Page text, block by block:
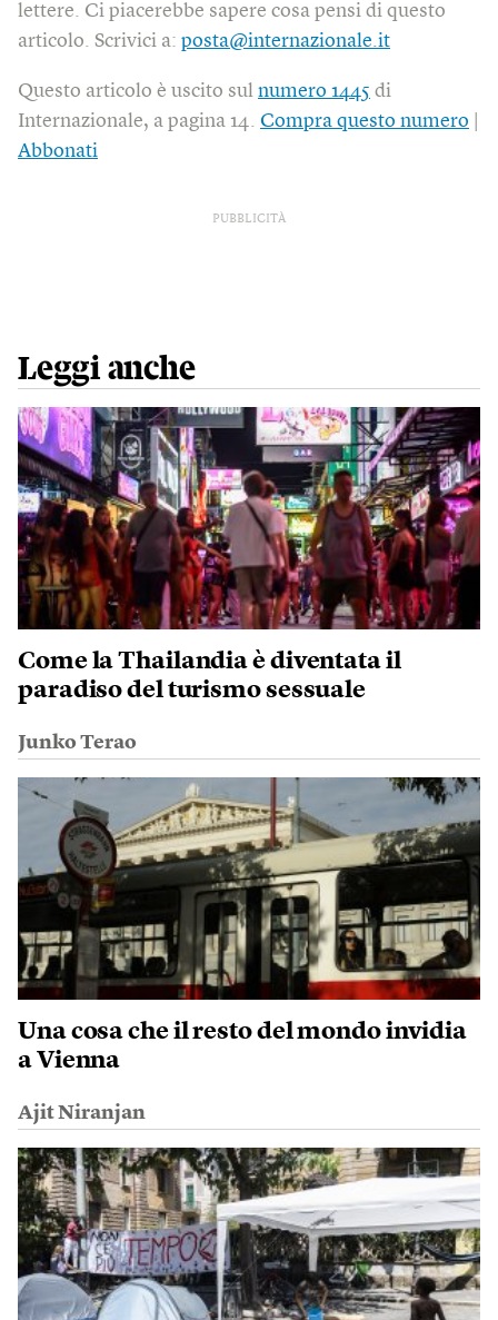
lettere. Ci piacerebbe sapere cosa pensi di questo
articolo. Scrivici a: posta@internazionale.it
Questo articolo è uscito sul numero 1445 di
Internazionale, a pagina 14. Compra questo numero
Abbonati
PUBBLICITÀ
Leggi anche
Come la Thailandia è diventata il
paradiso del turismo sessuale
Junko Terao
Una cosa che il resto del mondo invidia
a Vienna
Ajit Niranjan